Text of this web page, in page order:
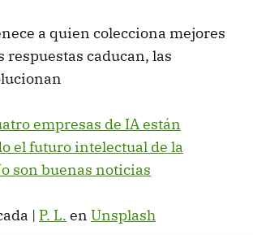
a quien colecciona mejores
respuestas caducan, las
empresas de IA están
el futuro intelectual de la
son buenas noticias
| P. L. en Unsplash